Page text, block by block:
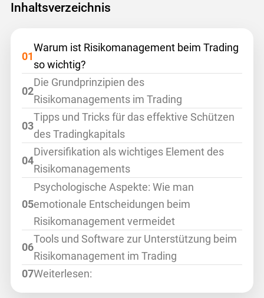
Inhaltsverzeichnis
Warum ist Risikomanagement beim Trading
so wichtig?
Die Grundprinzipien des
Risikomanagements im Trading
Tipps und Tricks für das effektive Schützen
des Tradingkapitals
Diversifikation als wichtiges Element des
Risikomanagements
Psychologische Aspekte: Wie man
emotionale Entscheidungen beim
Risikomanagement vermeidet
Tools und Software zur Unterstützung beim
Risikomanagement im Trading
Weiterlesen: